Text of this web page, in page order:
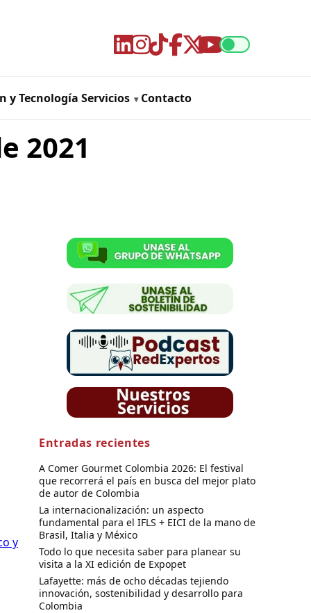
y Tecnología Servicios Contacto
2021
y
Entradas recientes
A Comer Gourmet Colombia 2026: El festival
que recorrerá el país en busca del mejor plato
de autor de Colombia
La internacionalización: un aspecto
fundamental para el IFLS + EICI de la mano de
Brasil, Italia y México
Todo lo que necesita saber para planear su
visita a la XI edición de Expopet
Lafayette: más de ocho décadas tejiendo
innovación, sostenibilidad y desarrollo para
Colombia